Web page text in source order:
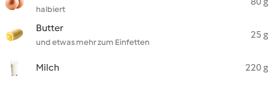
halbiert
Butter
und etwas mehr zum Einfetten
25 g
Milch 220 g